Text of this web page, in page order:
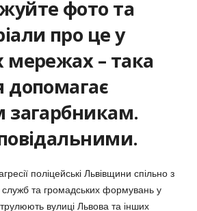
фото та
про це у
мережах – така
допомагає
загарбникам.
поліцейські Львівщини спільно з
та громадських формувань у
вулиці Львова та інших